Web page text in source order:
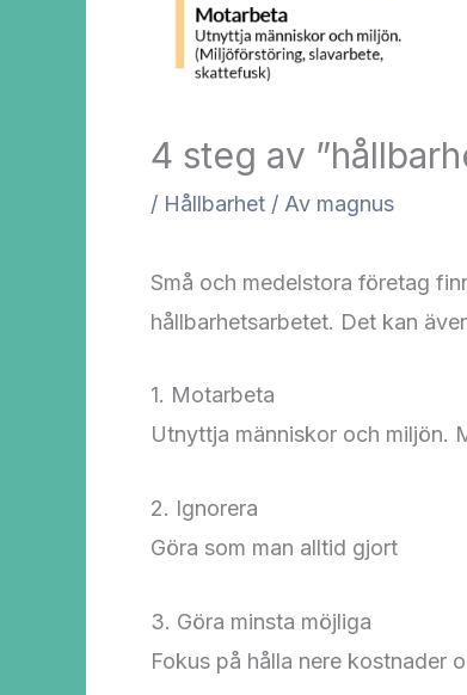
4 steg av
/ Hållbarhet / Av magnus
Små och medelstora företag
hållbarhetsarbetet. Det kan
1. Motarbeta
Utnyttja människor och miljön.
2. Ignorera
Göra som man alltid gjort
3. Göra minsta möjliga
Fokus på hålla nere kostnader